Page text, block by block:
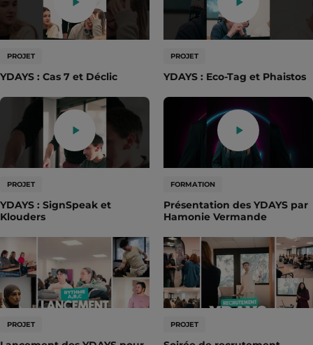
PROJET
YDAYS : Cas 7 et Déclic
PROJET
YDAYS : Eco-Tag et Phaistos
PROJET
YDAYS : SignSpeak et
Klouders
FORMATION
Présentation des YDAYS par
Hamonie Vermande
PROJET PROJET